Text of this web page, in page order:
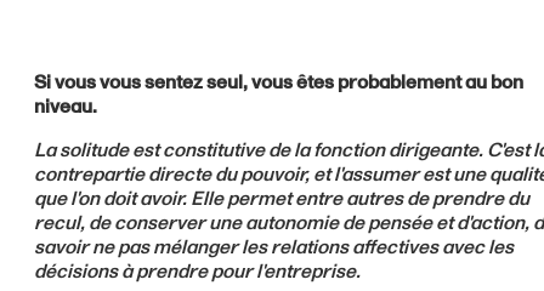
Si vous vous sentez seul, vous êtes probablement au bon
niveau.
La solitude est constitutive de la fonction dirigeante. C'est
contrepartie directe du pouvoir, et l'assumer est une
que l'on doit avoir. Elle permet entre autres de prendre du
recul, de conserver une autonomie de pensée et d'action,
savoir ne pas mélanger les relations affectives avec les
décisions à prendre pour l'entreprise.